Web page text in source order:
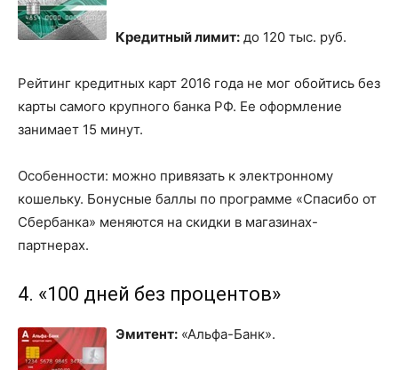
Кредитный лимит: до 120 тыс. руб.
Рейтинг кредитных карт 2016 года не мог обойтись без
карты самого крупного банка РФ. Ее оформление
занимает 15 минут.
Особенности: можно привязать к электронному
кошельку. Бонусные баллы по программе «Спасибо от
Сбербанка» меняются на скидки в магазинах-
партнерах.
4. «100 дней без процентов»
Эмитент: «Альфа-Банк».